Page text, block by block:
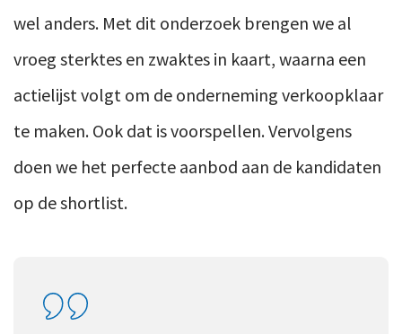
wel anders. Met dit onderzoek brengen we al
vroeg sterktes en zwaktes in kaart, waarna een
actielijst volgt om de onderneming verkoopklaar
te maken. Ook dat is voorspellen. Vervolgens
doen we het perfecte aanbod aan de kandidaten
op de shortlist.